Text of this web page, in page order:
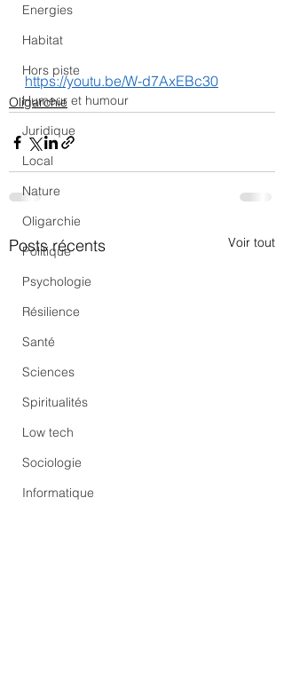
Energies
Habitat
Hors piste
Humeur et humour
Juridique
Local
Nature
Oligarchie
Politique
Psychologie
Résilience
Santé
Sciences
Spiritualités
Low tech
Sociologie
Informatique
https://youtu.be/W-d7AxEBc30
Oligarchie
Posts récents Voir tout